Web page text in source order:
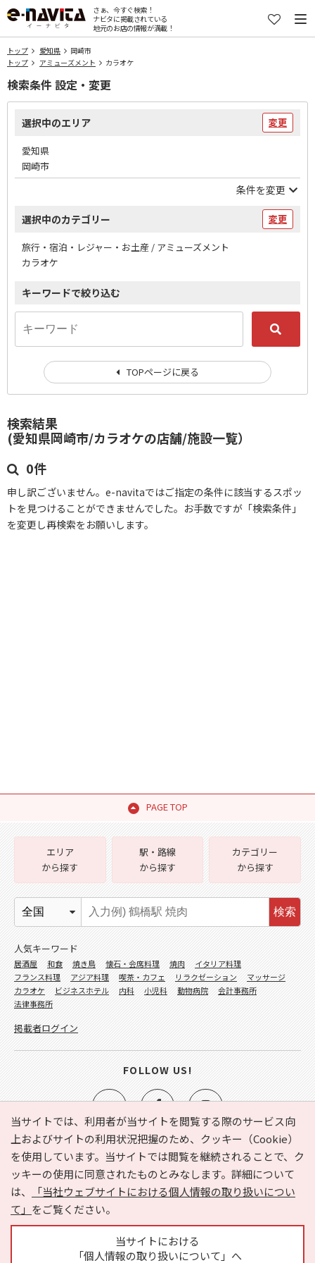
さぁ、今すぐ検索！
ナビタに掲載されている
地元のお店の情報が満載！
トップ 愛知県
岡崎市
トップ
アミューズメント カラオケ
検索結果
(愛知県岡崎市/カラオケの店舗/施設一覧）
0件
申し訳ございません。e-navitaではご指定の条件に該当するスポッ
トを見つけることができませんでした。お手数ですが「検索条件」
を変更し再検索をお願いします。
検索条件 設定・変更
選択中のエリア 変更
愛知県
岡崎市
条件を変更
選択中のカテゴリー 変更
旅行・宿泊・レジャー・お土産 / アミューズメント
カラオケ
キーワードで絞り込む
TOPページに戻る
PAGE TOP
当サイトでは、利用者が当サイトを閲覧する際のサービス向
上およびサイトの利用状況把握のため、クッキー（Cookie）
を使用しています。当サイトでは閲覧を継続されることで、ク
ッキーの使用に同意されたものとみなします。詳細について
は、
「当社ウェブサイトにおける個人情報の取り扱いについ
て」 をご覧ください。
当サイトにおける
「個人情報の取り扱いについて」へ
e-NAVITA（イーナビタ）とは？ お気に入り
ヘルプ
利用規約
個人情報の取り扱いについて
運営会社
サイトマップ
広告掲載に関するお問い合わせ
エリア
から探す
駅・路線
から探す
カテゴリー
から探す
検索
人気キーワード
居酒屋 和食 焼き鳥 懐石・会席料理 焼肉
イタリア料理
フランス料理
アジア料理 喫茶・カフェ リラクゼーション
マッサージ
カラオケ
ビジネスホテル 内科 小児科 動物病院
会計事務所
法律事務所
掲載者ログイン
FOLLOW US!